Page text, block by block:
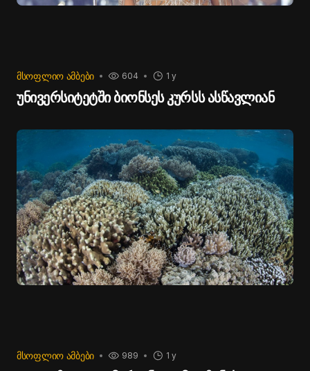
ᲛᲡᲝᲤᲚᲘᲝ ᲐᲛᲑᲔᲑᲘ 1 y
604
უნივერსიტეტში ბიონსეს კურსს ასწავლიან
ᲛᲡᲝᲤᲚᲘᲝ ᲐᲛᲑᲔᲑᲘ 1 y
989